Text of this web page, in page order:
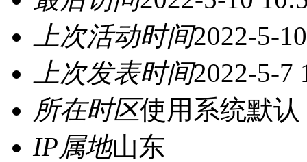
上次活动时间2022-5-
上次发表时间2022-5-7
所在时区使用系统默认
IP属地山东